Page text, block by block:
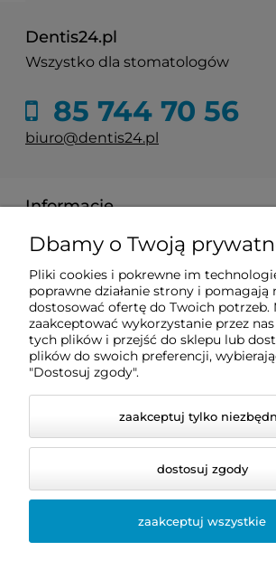
Dentis24.pl
Wszystko dla stomatologów
85 744 70 56
biuro@dentis24.pl
Informacje
Zakupy
Pomoc
Moje konto
Dbamy o Twoją
Pliki cookies i pokrewne im
poprawne działanie strony i pomagają
dostosować ofertę do Twoich potrzeb.
zaakceptować wykorzystanie przez
tych plików i przejść do sklepu lub
plików do swoich preferencji,
"Dostosuj zgody".
zaakceptuj tylko
dostosuj zgody
zaakceptuj wszystkie